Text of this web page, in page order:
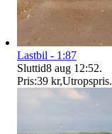
Lastbil - 1:87
Sluttid8 aug 12:52.
Pris:39 kr,Utropspris.